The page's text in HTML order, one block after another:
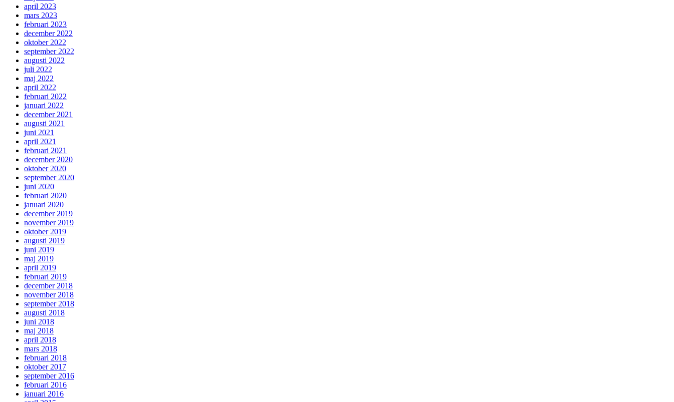
april 2023
mars 2023
februari 2023
december 2022
oktober 2022
september 2022
augusti 2022
juli 2022
maj 2022
april 2022
februari 2022
januari 2022
december 2021
augusti 2021
juni 2021
april 2021
februari 2021
december 2020
oktober 2020
september 2020
juni 2020
februari 2020
januari 2020
december 2019
november 2019
oktober 2019
augusti 2019
juni 2019
maj 2019
april 2019
februari 2019
december 2018
november 2018
september 2018
augusti 2018
juni 2018
maj 2018
april 2018
mars 2018
februari 2018
oktober 2017
september 2016
februari 2016
januari 2016